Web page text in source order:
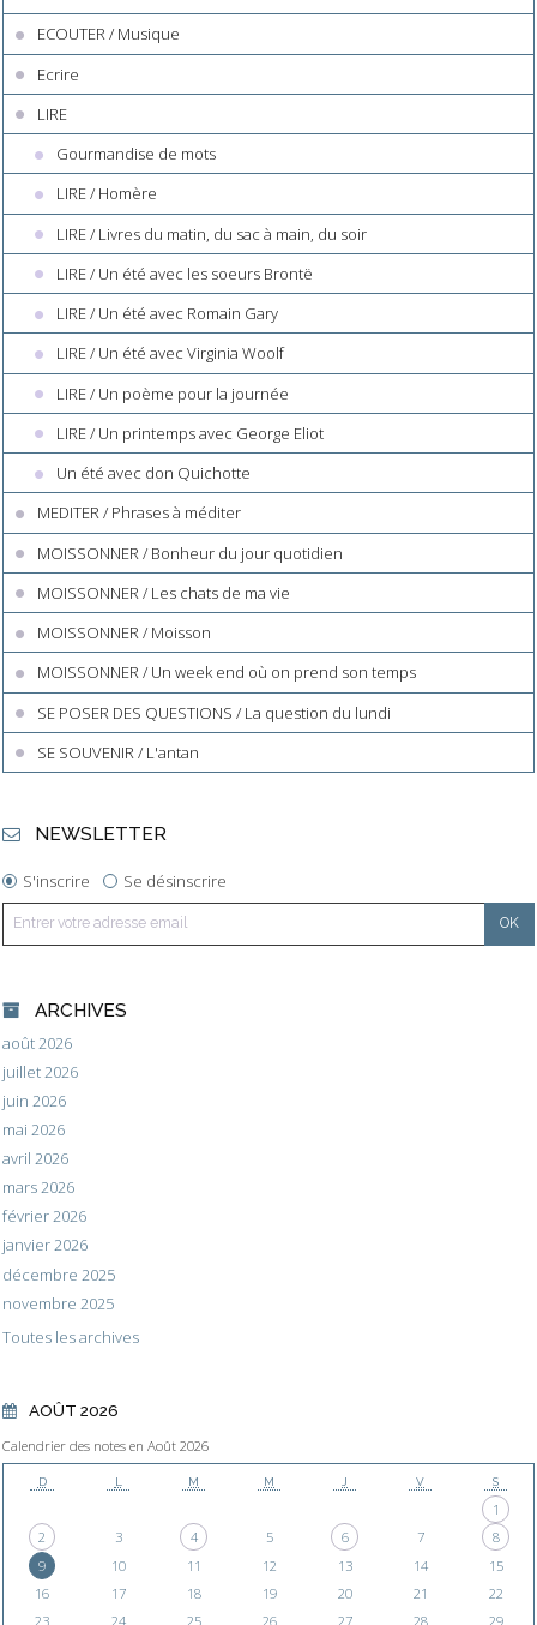
ECOUTER / Musique
Ecrire
LIRE
Gourmandise de mots
LIRE / Homère
LIRE / Livres du matin, du sac à main, du soir
LIRE / Un été avec les soeurs Brontë
LIRE / Un été avec Romain Gary
LIRE / Un été avec Virginia Woolf
LIRE / Un poème pour la journée
LIRE / Un printemps avec George Eliot
Un été avec don Quichotte
MEDITER / Phrases à méditer
MOISSONNER / Bonheur du jour quotidien
MOISSONNER / Les chats de ma vie
MOISSONNER / Moisson
MOISSONNER / Un week end où on prend son temps
SE POSER DES QUESTIONS / La question du lundi
SE SOUVENIR / L'antan
NEWSLETTER
S'inscrire Se désinscrire
ARCHIVES
août 2026
juillet 2026
juin 2026
mai 2026
avril 2026
mars 2026
février 2026
janvier 2026
décembre 2025
novembre 2025
Toutes les archives
AOÛT 2026
Calendrier des notes en Août 2026
D L M M J V S
1
2
3 4 5 6 7
8
9
10 11 12 13 14
15
16
17 18 19 20 21
22
23
24 25 26 27 28 29